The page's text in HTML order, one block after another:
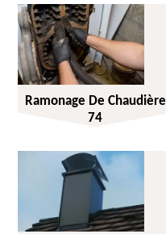
Ramonage De Chaudière
74